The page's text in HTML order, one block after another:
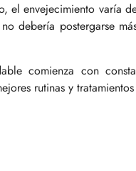
el envejecimiento varía
debería postergarse
comienza con
rutinas y